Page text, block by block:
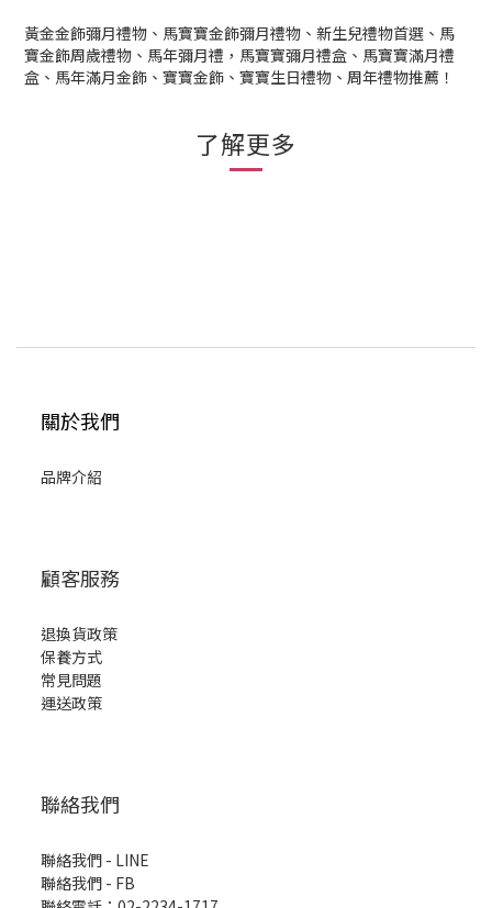
黃金金飾彌月禮物、馬寶寶金飾彌月禮物、新生兒禮物首選、馬
寶金飾周歲禮物、馬年彌月禮，馬寶寶彌月禮盒、馬寶寶滿月禮
盒、馬年滿月金飾、寶寶金飾、寶寶生日禮物、周年禮物推薦！
了解更多
關於我們
品牌介紹
顧客服務
退換貨政策
保養方式
常見問題
運送政策
聯絡我們
聯絡我們 - LINE
聯絡我們 - FB